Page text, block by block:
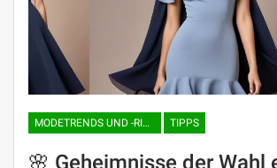
MODETRENDS UND -RICHTUNGEN TIPPS
🌸 Geheimnisse der Wahl